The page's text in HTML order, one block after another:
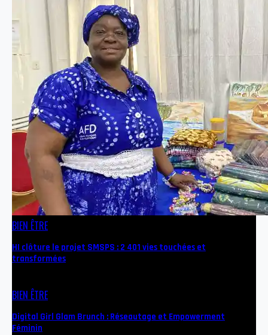
BIEN ÊTRE
HI clôture le projet SMSPS : 2 401 vies touchées et
transformées
BIEN ÊTRE
Digital Girl Glam Brunch : Réseautage et Empowerment
Féminin